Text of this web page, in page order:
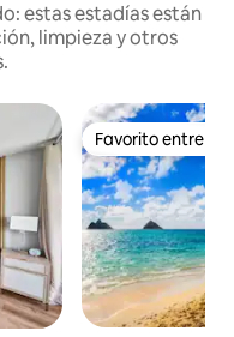
estas estadías están
limpieza y otros
Favorito entre
Favorito entre